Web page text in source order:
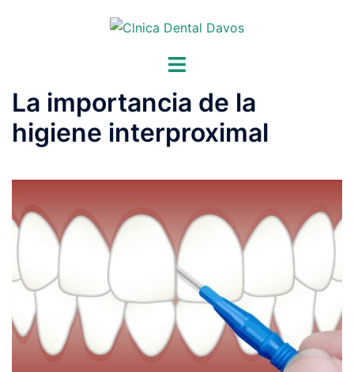
Alternar
La importancia de la
higiene interproximal